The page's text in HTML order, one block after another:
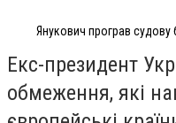
Янукович програв судову
Екс-президент
обмеження, які